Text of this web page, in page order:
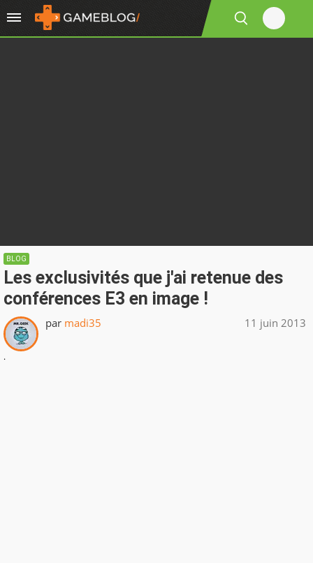
BLOG
Les exclusivités que j'ai retenue des
conférences E3 en image !
par madi35 11 juin 2013
.